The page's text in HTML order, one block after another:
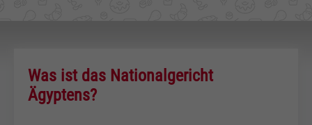
Was ist das Nationalgericht
Ägyptens?